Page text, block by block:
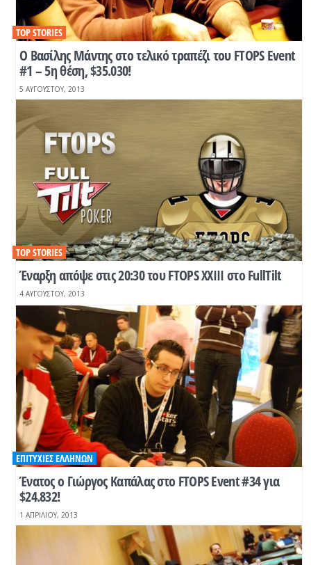
Ο Βασίλης Μάντης στο τελικό τραπέζι του FTOPS Event
#1 – 5η θέση, $35.030!
TOP STORIES
5 ΑΥΓΟΎΣΤΟΥ, 2013
Έναρξη απόψε στις 20:30 του FTOPS XXIII στο FullTilt
TOP STORIES
4 ΑΥΓΟΎΣΤΟΥ, 2013
Ένατος ο Γιώργος Καπάλας στο FTOPS Event #34 για
$24.832!
ΕΠΙΤΥΧΊΕΣ ΕΛΛΉΝΩΝ
1 ΑΠΡΙΛΊΟΥ, 2013